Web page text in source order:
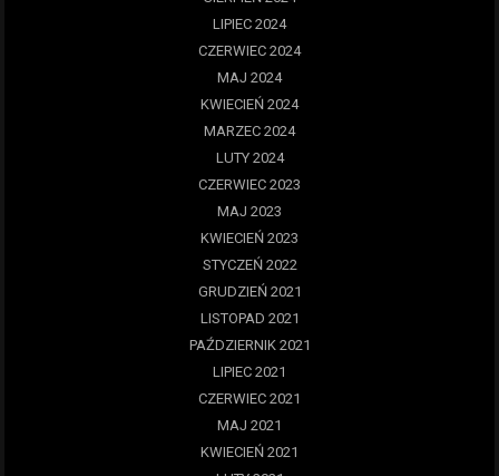
LIPIEC 2024
CZERWIEC 2024
MAJ 2024
KWIECIEŃ 2024
MARZEC 2024
LUTY 2024
CZERWIEC 2023
MAJ 2023
KWIECIEŃ 2023
STYCZEŃ 2022
GRUDZIEŃ 2021
LISTOPAD 2021
PAŹDZIERNIK 2021
LIPIEC 2021
CZERWIEC 2021
MAJ 2021
KWIECIEŃ 2021